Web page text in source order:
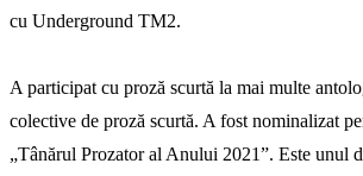
cu Underground TM2.
A participat cu proză scurtă la mai multe
colective de proză scurtă. A fost nominalizat
„Tânărul Prozator al Anului 2021”. Este unul